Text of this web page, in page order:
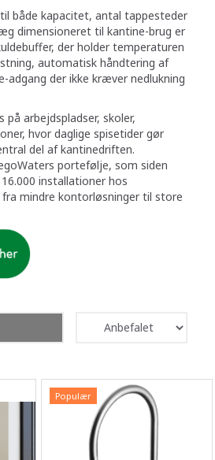
både kapacitet, antal tappesteder
dimensioneret til kantine-brug er
der holder temperaturen
automatisk håndtering af
adgang der ikke kræver nedlukning
på arbejdspladser, skoler,
hvor daglige spisetider gør
del af kantinedriften.
portefølje, som siden
installationer hos
fra mindre kontorløsninger til store
Populær